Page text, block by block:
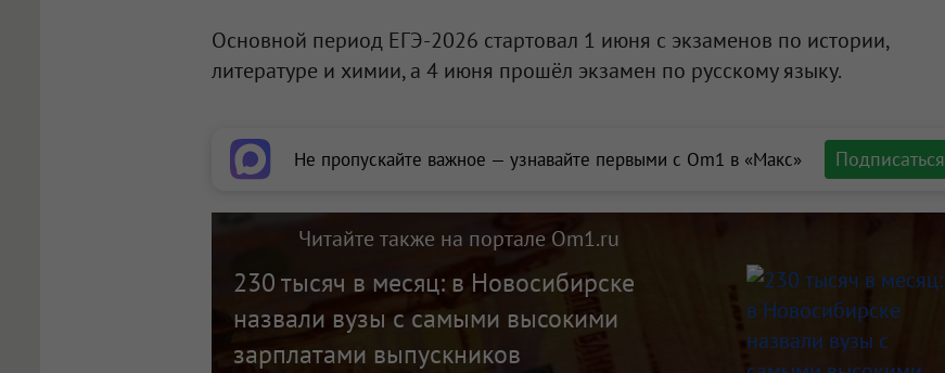
Основной период ЕГЭ-2026 стартовал 1 июня с экзаменов по истории,
литературе и химии, а 4 июня прошёл экзамен по русскому языку.
Не пропускайте важное — узнавайте первыми с Om1 в «Макс» Подписаться
Читайте также на портале Om1.ru
230 тысяч в месяц: в Новосибирске
назвали вузы с самыми высокими
зарплатами выпускников